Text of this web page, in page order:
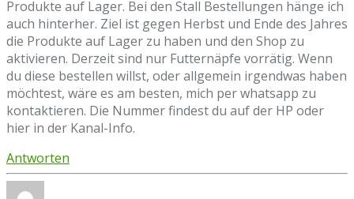
Produkte auf Lager. Bei den Stall Bestellungen hänge ich
auch hinterher. Ziel ist gegen Herbst und Ende des Jahres
die Produkte auf Lager zu haben und den Shop zu
aktivieren. Derzeit sind nur Futternäpfe vorrätig. Wenn
du diese bestellen willst, oder allgemein irgendwas haben
möchtest, wäre es am besten, mich per whatsapp zu
kontaktieren. Die Nummer findest du auf der HP oder
hier in der Kanal-Info.
Antworten